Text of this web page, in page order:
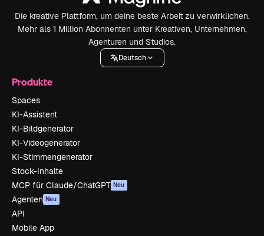
Die kreative Plattform, um deine beste Arbeit zu verwirklichen.
Mehr als 1 Million Abonnenten unter Kreativen, Unternehmen,
Agenturen und Studios.
Deutsch
Produkte
Spaces
KI-Assistent
KI-Bildgenerator
KI-Videogenerator
KI-Stimmengenerator
Stock-Inhalte
MCP für Claude/ChatGPT Neu
Agenten Neu
API
Mobile App